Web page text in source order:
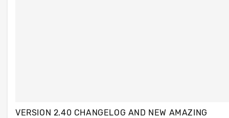
VERSION 2.40 CHANGELOG AND NEW AMAZING